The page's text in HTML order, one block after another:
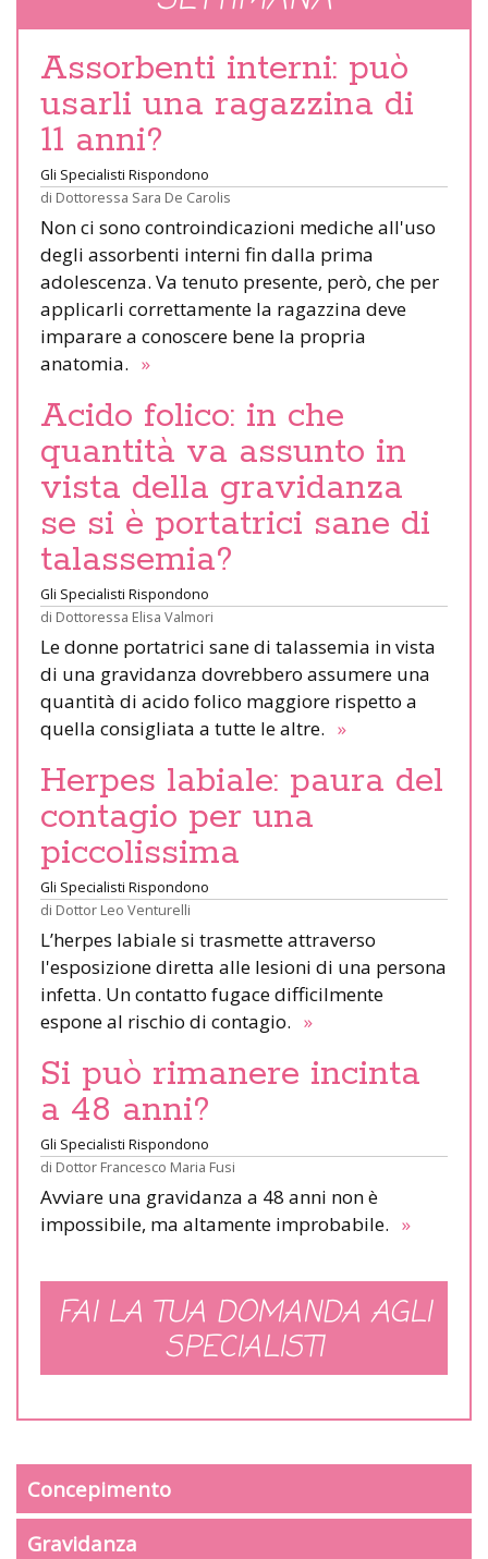
Assorbenti interni: può
usarli una ragazzina di
11 anni?
Gli Specialisti Rispondono
di Dottoressa Sara De Carolis
Non ci sono controindicazioni mediche all'uso
degli assorbenti interni fin dalla prima
adolescenza. Va tenuto presente, però, che per
applicarli correttamente la ragazzina deve
imparare a conoscere bene la propria
anatomia. »
Acido folico: in che
quantità va assunto in
vista della gravidanza
se si è portatrici sane di
talassemia?
Gli Specialisti Rispondono
di Dottoressa Elisa Valmori
Le donne portatrici sane di talassemia in vista
di una gravidanza dovrebbero assumere una
quantità di acido folico maggiore rispetto a
quella consigliata a tutte le altre. »
Herpes labiale: paura del
contagio per una
piccolissima
Gli Specialisti Rispondono
di Dottor Leo Venturelli
L’herpes labiale si trasmette attraverso
l'esposizione diretta alle lesioni di una persona
infetta. Un contatto fugace difficilmente
espone al rischio di contagio. »
Si può rimanere incinta
a 48 anni?
Gli Specialisti Rispondono
di Dottor Francesco Maria Fusi
Avviare una gravidanza a 48 anni non è
impossibile, ma altamente improbabile. »
FAI LA TUA DOMANDA AGLI
SPECIALISTI
Concepimento
Gravidanza